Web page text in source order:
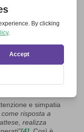
il presidente
e alla
Chiese.
nella rete
convinzione che
una condizione
e simpatia
risposta a
realizza